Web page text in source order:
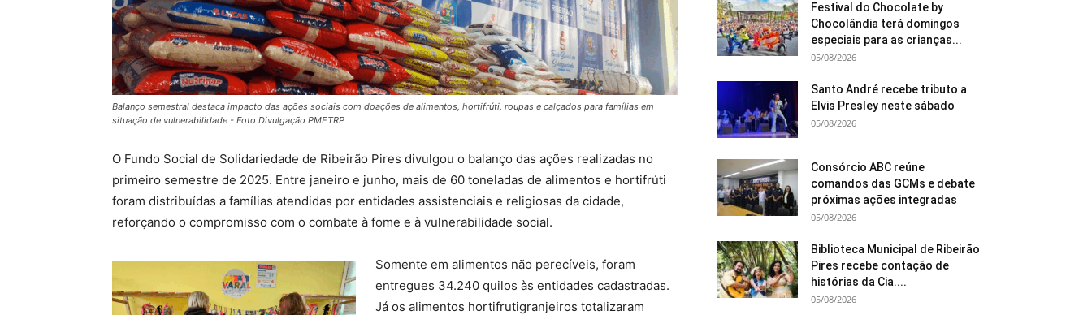
Balanço semestral destaca impacto das ações sociais com doações de alimentos, hortifrúti, roupas e calçados para famílias em
situação de vulnerabilidade - Foto Divulgação PMETRP
O Fundo Social de Solidariedade de Ribeirão Pires divulgou o balanço das ações realizadas no
primeiro semestre de 2025. Entre janeiro e junho, mais de 60 toneladas de alimentos e hortifrúti
foram distribuídas a famílias atendidas por entidades assistenciais e religiosas da cidade,
reforçando o compromisso com o combate à fome e à vulnerabilidade social.
Somente em alimentos não perecíveis, foram
entregues 34.240 quilos às entidades cadastradas.
Já os alimentos hortifrutigranjeiros totalizaram
Festival do Chocolate by
Chocolândia terá domingos
especiais para as crianças...
05/08/2026
Santo André recebe tributo a
Elvis Presley neste sábado
05/08/2026
Consórcio ABC reúne
comandos das GCMs e debate
próximas ações integradas
05/08/2026
Biblioteca Municipal de Ribeirão
Pires recebe contação de
histórias da Cia....
05/08/2026